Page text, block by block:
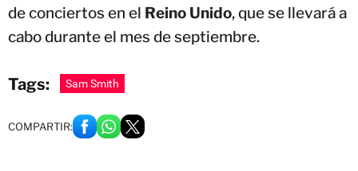
de conciertos en el Reino Unido, que se llevará a
cabo durante el mes de septiembre.
Tags: Sam Smith
COMPARTIR: